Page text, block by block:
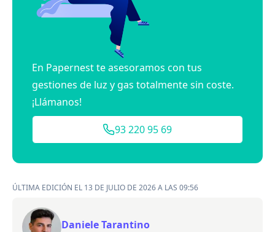
En Papernest te asesoramos con tus
gestiones de luz y gas totalmente sin coste.
¡Llámanos!
93 220 95 69
ÚLTIMA EDICIÓN EL 13 DE JULIO DE 2026 A LAS 09:56
Daniele Tarantino